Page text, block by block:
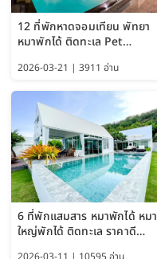
12 ที่พักหาดจอมเทียน พัทยา
หมาพักได้ ติดทะเล Pet
พักได้ อัปเดต 2569
2026-03-21 | 3911 อ่าน
6 ที่พักแสมสาร หมาพักได้ หมา
ใหญ่พักได้ ติดทะเล ราคาดี